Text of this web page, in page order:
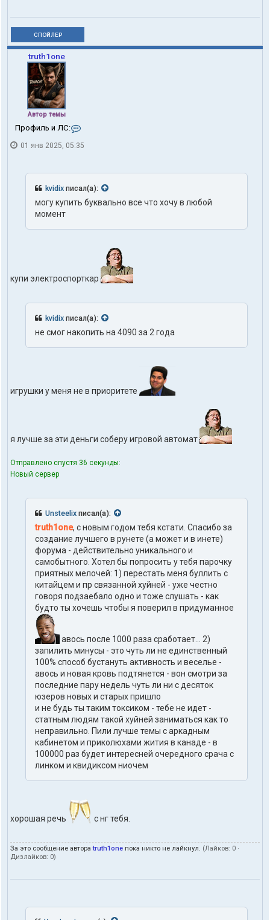
СПОЙЛЕР
truth1one
Автор темы
Профиль и ЛС:
н
к
т
ы
п
т
л
t
r
t
n
01 янв 2025, 05:35
kvidix писал(а):
могу купить буквально все что хочу в любой
момент
купи электроспорткар
kvidix писал(а):
не смог накопить на 4090 за 2 года
игрушки у меня не в приоритете
я лучше за эти деньги соберу игровой автомат
Отправлено спустя 36 секунды:
Новый сервер
Unsteelix писал(а):
truth1one, с новым годом тебя кстати. Спасибо за
создание лучшего в рунете (а может и в инете)
форума - действительно уникального и
самобытного. Хотел бы попросить у тебя парочку
приятных мелочей: 1) перестать меня буллить с
китайцем и пр связанной хуйней - уже честно
говоря подзаебало одно и тоже слушать - как
будто ты хочешь чтобы я поверил в придуманное
авось после 1000 раза сработает... 2)
запилить минусы - это чуть ли не единственный
100% способ бустануть активность и веселье -
авось и новая кровь подтянется - вон смотри за
последние пару недель чуть ли ни с десяток
юзеров новых и старых пришло
и не будь ты таким токсиком - тебе не идет -
статным людям такой хуйней заниматься как то
неправильно. Пили лучше темы с аркадным
кабинетом и приколюхами жития в канаде - в
100000 раз будет интересней очередного срача с
линком и квидиксом ниочем
хорошая речь с нг тебя.
За это сообщение автораtruth1one пока никто не лайкнул. (Лайков: 0 ·
Дизлайков: 0)